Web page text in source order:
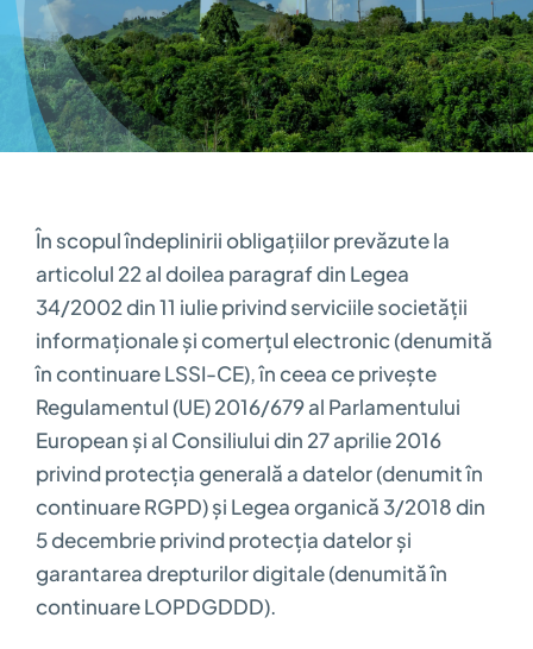
În scopul îndeplinirii obligațiilor prevăzute la
articolul 22 al doilea paragraf din Legea
34/2002 din 11 iulie privind serviciile societății
informaționale și comerțul electronic (denumită
în continuare LSSI-CE), în ceea ce privește
Regulamentul (UE) 2016/679 al Parlamentului
European și al Consiliului din 27 aprilie 2016
privind protecția generală a datelor (denumit în
continuare RGPD) și Legea organică 3/2018 din
5 decembrie privind protecția datelor și
garantarea drepturilor digitale (denumită în
continuare LOPDGDDD).